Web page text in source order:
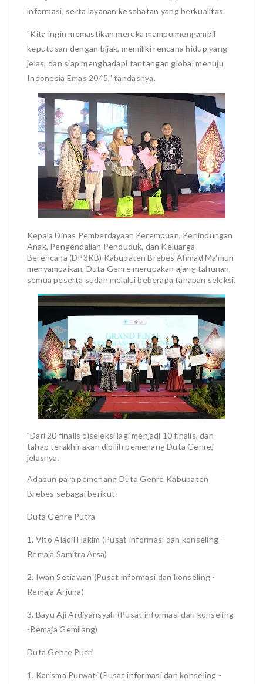
informasi, serta layanan kesehatan yang berkualitas.
"Kita ingin memastikan mereka mampu mengambil
keputusan dengan bijak, memiliki rencana hidup yang
jelas, dan siap menghadapi tantangan global menuju
Indonesia Emas 2045," tandasnya.
Kepala Dinas Pemberdayaan Perempuan, Perlindungan
Anak, Pengendalian Penduduk, dan Keluarga
Berencana (DP3KB) Kabupaten Brebes Ahmad Ma'mun
menyampaikan, Duta Genre merupakan ajang tahunan,
semua peserta sudah melalui beberapa tahapan seleksi.
"Dari 20 finalis diseleksi lagi menjadi 10 finalis, dan
tahap terakhir akan dipilih pemenang Duta Genre,"
jelasnya.
Adapun para pemenang Duta Genre Kabupaten
Brebes sebagai berikut.
Duta Genre Putra
1. Vito Aladil Hakim (Pusat informasi dan konseling -
Remaja Samitra Arsa)
2. Iwan Setiawan (Pusat informasi dan konseling -
Remaja Arjuna)
3. Bayu Aji Ardiyansyah (Pusat informasi dan konseling
-Remaja Gemilang)
Duta Genre Putri
1. Karisma Purwati (Pusat informasi dan konseling -